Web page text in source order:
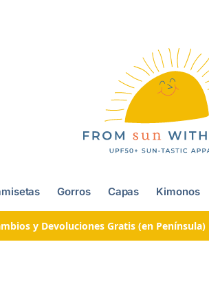
Gorros Capas Kimonos
y Devoluciones Gratis (en